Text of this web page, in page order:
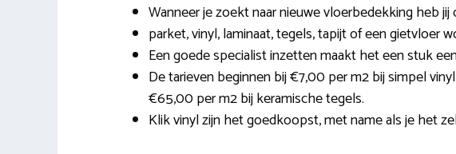
Wanneer je zoekt naar nieuwe vloerbedekking heb
parket, vinyl, laminaat, tegels, tapijt of een gietvloer
Een goede specialist inzetten maakt het een stuk
De tarieven beginnen bij €7,00 per m2 bij simpel
€65,00 per m2 bij keramische tegels.
Klik vinyl zijn het goedkoopst, met name als je het